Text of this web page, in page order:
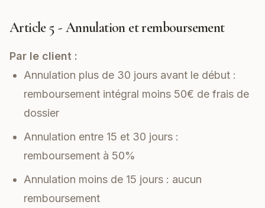
Article 5 - Annulation et remboursement
Par le client :
Annulation plus de 30 jours avant le début :
remboursement intégral moins 50€ de frais de
dossier
Annulation entre 15 et 30 jours :
remboursement à 50%
Annulation moins de 15 jours : aucun
remboursement